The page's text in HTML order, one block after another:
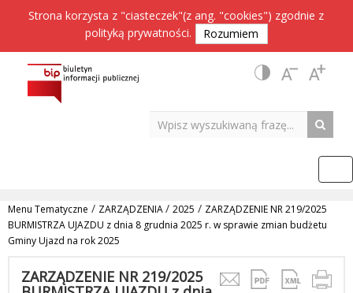
Strona korzysta z "ciasteczek"(z ang. "cookies") zgodnie z
polityką prywatności. Rozumiem
Menu Tematyczne / ZARZĄDZENIA/ 2025 / ZARZĄDZENIE NR 219/2025
BURMISTRZA UJAZDU z dnia 8 grudnia 2025 r. w sprawie zmian budżetu
Gminy Ujazd na rok 2025
ZARZĄDZENIE NR 219/2025